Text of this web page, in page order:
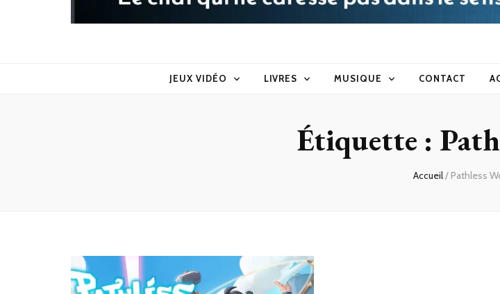
Raoul le blog
JEUX VIDÉO LIVRES MUSIQUE CONTACT
Étiquette :
Accueil/ Pathless